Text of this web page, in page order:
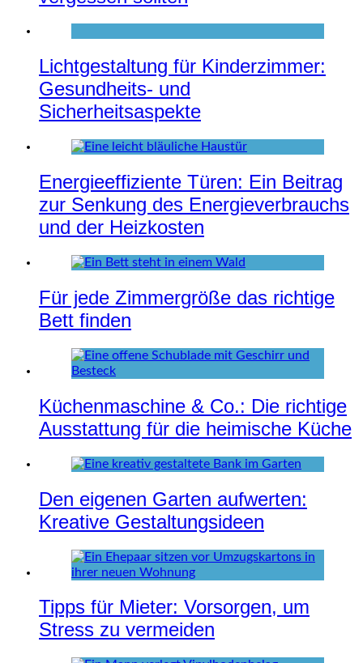
Lichtgestaltung für Kinderzimmer:
Gesundheits- und
Sicherheitsaspekte
Energieeffiziente Türen: Ein Beitrag
zur Senkung des Energieverbrauchs
und der Heizkosten
Für jede Zimmergröße das richtige
Bett finden
Küchenmaschine & Co.: Die richtige
Ausstattung für die heimische Küche
Den eigenen Garten aufwerten:
Kreative Gestaltungsideen
Tipps für Mieter: Vorsorgen, um
Stress zu vermeiden